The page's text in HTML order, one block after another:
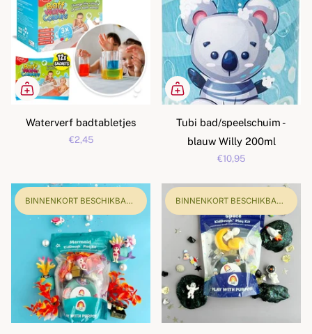
Waterverf badtabletjes
€2,45
Tubi bad/speelschuim -
blauw Willy 200ml
€10,95
BINNENKORT BESCHIKBAAR! BINNENKORT BESCHIKBAAR!